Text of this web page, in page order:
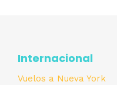
Internacional
Vuelos a Nueva York